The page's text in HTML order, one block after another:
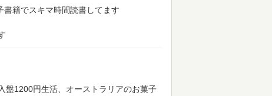
籍でスキマ時間読書してます
盤1200円生活、オーストラリアのお菓子